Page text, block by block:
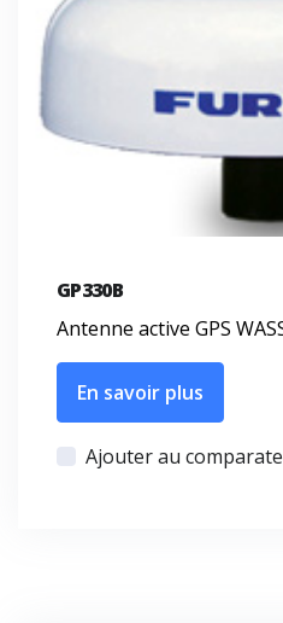
GP330B
Antenne active GPS
En savoir plus
Ajouter au